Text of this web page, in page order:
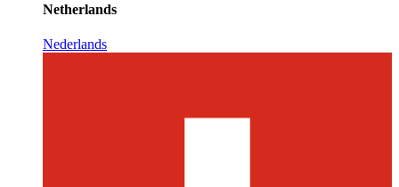
Netherlands
Nederlands